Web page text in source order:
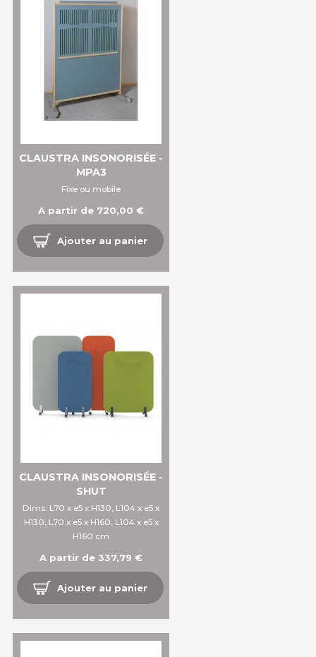
CLAUSTRA INSONORISÉE -
MPA3
Fixe ou mobile
A partir de 720,00 €
Ajouter au panier
CLAUSTRA INSONORISÉE -
SHUT
Dims: L70 x e5 x H130, L104 x e5 x
H130, L70 x e5 x H160, L104 x e5 x
H160 cm
A partir de 337,79 €
Ajouter au panier